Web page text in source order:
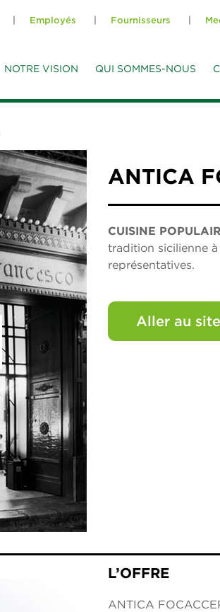
Employés Fournisseurs
NOTRE VISION QUI SOMMES-NOUS
ANTICA
CUISINE
tradition sicilienne
représentatives.
Aller au site
L’OFFRE
ANTICA